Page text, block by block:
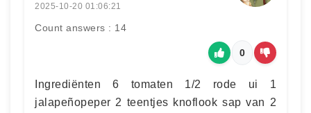
2025-10-20 01:06:21
Count answers : 14
0
Ingrediënten 6 tomaten 1/2 rode ui 1
jalapeñopeper 2 teentjes knoflook sap van 2